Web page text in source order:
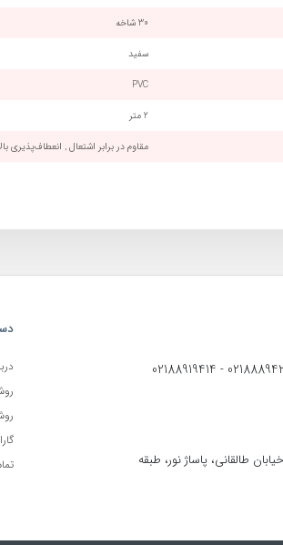
30 شاخه
سفید
PVC
2 متر
مقاوم در برابر اشتعال ,
-
02188919414
طالقانی، پاساژ نور، طبقه